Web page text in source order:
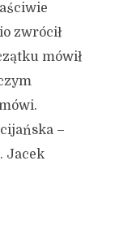
zwrócił
mówił
–
Jacek